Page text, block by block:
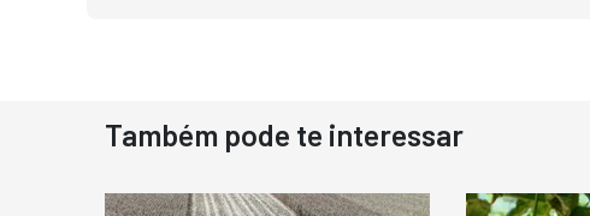
Batatais
Também pode te interessar